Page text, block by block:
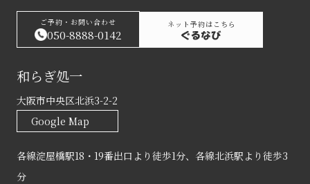
ご予約・お問い合わせ
050-8888-0142
ネット予約はこちら
和らぎ処一
大阪市中央区北浜3-2-2
Google Map
各線淀屋橋駅18・19番出口より徒歩1分、各線北浜駅より徒歩3
分